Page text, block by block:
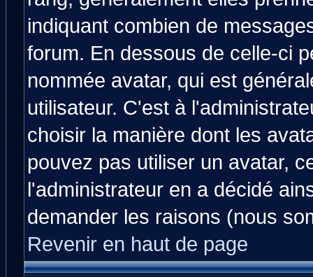
indiquant combien de
forum. En dessous de celle-ci
nommée avatar, qui est
utilisateur. C'est à
choisir la manière dont les
pouvez pas utiliser un avatar,
l'administrateur en a décidé
demander les raisons (nous
Revenir en haut de page